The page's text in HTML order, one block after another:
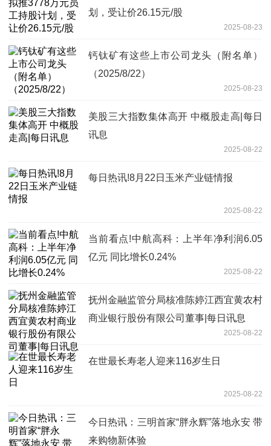
划，受让价26.15元/股
2025-08-23
钙钛矿有这些上市公司龙头（附名单）
（2025/8/22）
2025-08-23
美股三大指数集体高开 中概股走高|每日
讯息
2025-08-22
每日热讯!8月22日玉米产业链情报
2025-08-22
当前看点!中航高科：上半年净利润6.05
亿元 同比增长0.24%
2025-08-22
抚州金融监管分局核准陈婷江西宜黄农村
商业银行股份有限公司董事|每日讯息
2025-08-22
在世最长寿老人迎来116岁生日
2025-08-22
今日热讯：三明首家“胖永辉”落地永安 带
来购物新体验